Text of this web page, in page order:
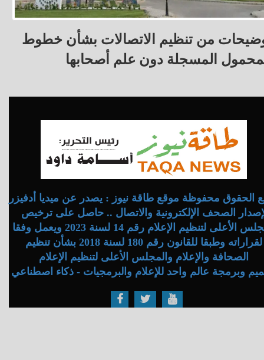
من تنظيم الاتصالات بشأن خطوط
المسجلة دون علم أصحابها
الحقوق محفوظة موقع طاقة نيوز : يصدر عن ميديا أدفيزر
الصحف الإلكترونية والاتصال .. حاصل على ترخيص
المجلس الأعلى لتنظيم الإعلام رقم 14 لسنة 2023 ويعمل وفقا
لقراراته وطبقا للقانون رقم 180 لسنة 2018 بشأن تنظيم
الصحافة والإعلام والمجلس الأعلى لتنظيم الإعلام
وبرمجة عالم واحد للإعلام والبرمجيات - ذكاء اصطناعي